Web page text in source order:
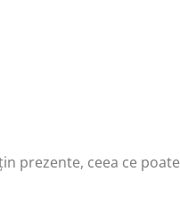
prezente, ceea ce poate